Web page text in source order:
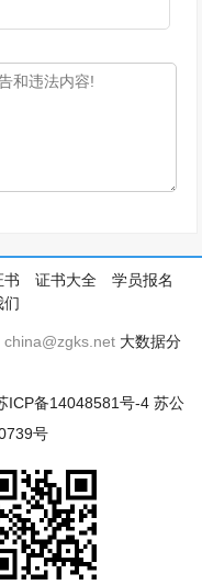
书 证书大全
学员报名
们
china@zgks.net 大数据分
ICP备14048581号-4 苏公
号